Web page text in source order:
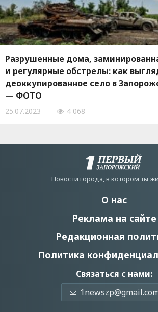
Разрушенные дома,
и регулярные обстрелы: как
деоккупированное село в
— ФОТО
25.07.2023 4 068
Новости города, в котором ты
О нас
Реклама на сайте
Редакционная
Политика
Связаться с нами: